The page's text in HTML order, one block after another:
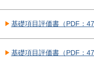
基礎項目評価書（PDF：
基礎項目評価書（PDF：